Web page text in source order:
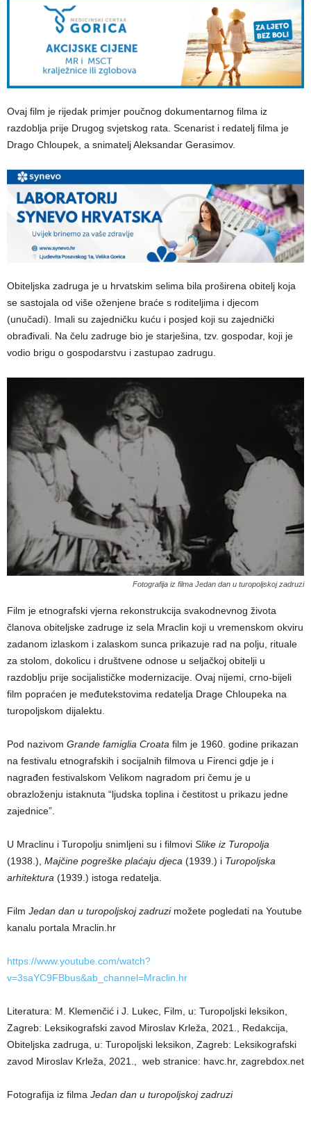
Ovaj film je rijedak primjer poučnog dokumentarnog filma iz
razdoblja prije Drugog svjetskog rata. Scenarist i redatelj filma je
Drago Chloupek, a snimatelj Aleksandar Gerasimov.
Obiteljska zadruga je u hrvatskim selima bila proširena obitelj koja
se sastojala od više oženjene braće s roditeljima i djecom
(unučadi). Imali su zajedničku kuću i posjed koji su zajednički
obrađivali. Na čelu zadruge bio je starješina, tzv. gospodar, koji je
vodio brigu o gospodarstvu i zastupao zadrugu.
Fotografija iz filma Jedan dan u turopoljskoj zadruzi
Film je etnografski vjerna rekonstrukcija svakodnevnog života
članova obiteljske zadruge iz sela Mraclin koji u vremenskom okviru
zadanom izlaskom i zalaskom sunca prikazuje rad na polju, rituale
za stolom, dokolicu i društvene odnose u seljačkoj obitelji u
razdoblju prije socijalističke modernizacije. Ovaj nijemi, crno-bijeli
film popraćen je međutekstovima redatelja Drage Chloupeka na
turopoljskom dijalektu.
Pod nazivom Grande famiglia Croata film je 1960. godine prikazan
na festivalu etnografskih i socijalnih filmova u Firenci gdje je i
nagrađen festivalskom Velikom nagradom pri čemu je u
obrazloženju istaknuta “ljudska toplina i čestitost u prikazu jedne
zajednice”.
U Mraclinu i Turopolju snimljeni su i filmovi Slike iz Turopolja
(1938.), Majčine pogreške plaćaju djeca (1939.) i Turopoljska
arhitektura (1939.) istoga redatelja.
Film Jedan dan u turopoljskoj zadruzimožete pogledati na Youtube
kanalu portala Mraclin.hr
https://www.youtube.com/watch?
v=3saYC9FBbus&ab_channel=Mraclin.hr
Literatura: M. Klemenčić i J. Lukec, Film, u: Turopoljski leksikon,
Zagreb: Leksikografski zavod Miroslav Krleža, 2021., Redakcija,
Obiteljska zadruga, u: Turopoljski leksikon, Zagreb: Leksikografski
zavod Miroslav Krleža, 2021., web stranice: havc.hr, zagrebdox.net
Fotografija iz filma Jedan dan u turopoljskoj zadruzi